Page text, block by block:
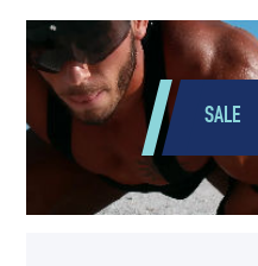
SALE